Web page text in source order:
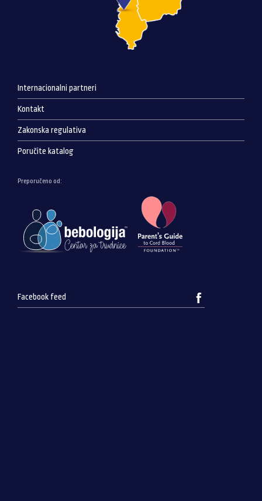
Internacionalni partneri
Kontakt
Zakonska regulativa
Poručite katalog
Preporučeno od:
Facebook feed